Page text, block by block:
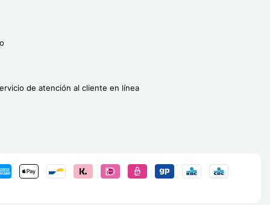
de atención al cliente en línea